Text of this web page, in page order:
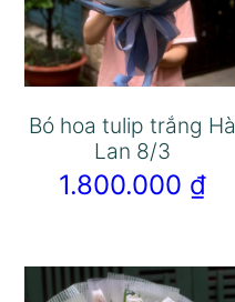
Bó hoa tulip trắng Hà
Lan 8/3
1.800.000 ₫